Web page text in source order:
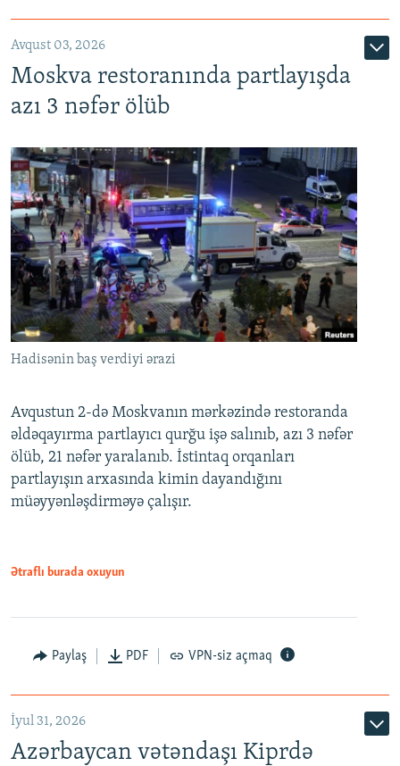
Avqust 03, 2026
Moskva restoranında partlayışda
azı 3 nəfər ölüb
Hadisənin baş verdiyi ərazi
Avqustun 2-də Moskvanın mərkəzində restoranda
əldəqayırma partlayıcı qurğu işə salınıb, azı 3 nəfər
ölüb, 21 nəfər yaralanıb. İstintaq orqanları
partlayışın arxasında kimin dayandığını
müəyyənləşdirməyə çalışır.
Ətraflı burada oxuyun
Paylaş PDF VPN-siz açmaq
İyul 31, 2026
Azərbaycan vətəndaşı Kiprdə